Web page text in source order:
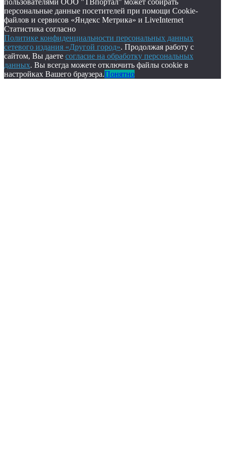
персональные данные посетителей при помощи Cookie-
файлов и сервисов «Яндекс Метрика» и LiveInternet
Статистика согласно
Политике конфиденциальности персональных данных
сетевого издания «Другой город». Продолжая работу с
сайтом, Вы даете согласие на обработку персональных
данных. Вы всегда можете отключить файлы cookie в
настройках Вашего браузера.Понятно